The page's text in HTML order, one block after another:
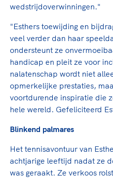
wedstrijdoverwinningen."
"Esthers toewijding en
veel verder dan haar
ondersteunt ze
handicap en pleit ze voor
nalatenschap wordt niet
opmerkelijke prestaties,
voortdurende inspiratie die
hele wereld. Gefeliciteerd
Blinkend palmares
Het tennisavontuur van
achtjarige leeftijd nadat ze
was geraakt. Ze verkoos